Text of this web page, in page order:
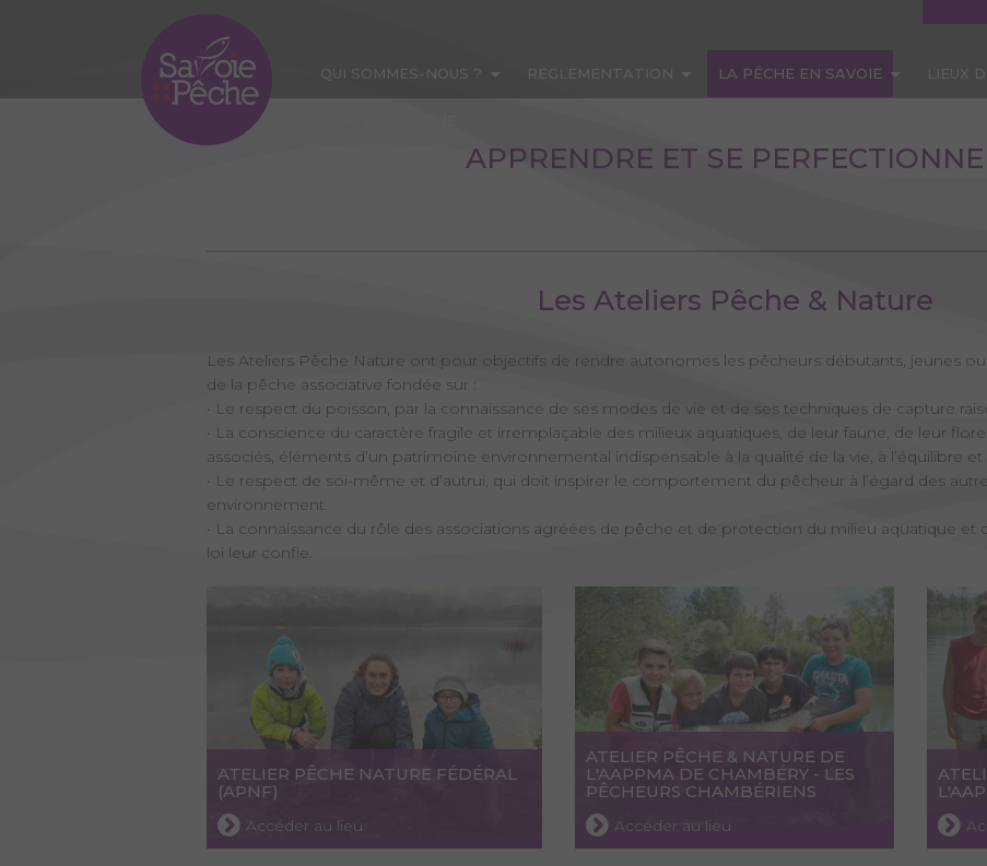
QUI SOMMES-NOUS ? RÉGLEMENTATION LA PÊCHE EN SAVOIE
APPRENDRE ET SE
Les Ateliers Pêche & Nature
Les Ateliers Pêche Nature ont pour objectifs de rendre autonomes les pêcheurs débutants, jeunes
de la pêche associative fondée sur :
• Le respect du poisson, par la connaissance de ses modes de vie et de ses techniques de capture
• La conscience du caractère fragile et irremplaçable des milieux aquatiques, de leur faune, de leur
associés, éléments d’un patrimoine environnemental indispensable à la qualité de la vie, à l’équilibre
• Le respect de soi-même et d’autrui, qui doit inspirer le comportement du pêcheur à l’égard des
environnement.
• La connaissance du rôle des associations agréées de pêche et de protection du milieu aquatique et
loi leur confie.
ATELIER PÊCHE NATURE FÉDÉRAL
(APNF)
Accéder au lieu
ATELIER PÊCHE & NATURE DE
L'AAPPMA DE CHAMBÉRY - LES
PÊCHEURS CHAMBÉRIENS
Accéder au lieu